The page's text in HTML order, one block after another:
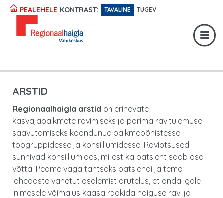
PEALEHELE KONTRAST: TAVALINE TUGEV
617 1049
Erakorraline abi:
ARSTID
Regionaalhaigla arstid on erinevate
kasvajapaikmete ravimiseks ja parima ravitulemuse
saavutamiseks koondunud paikmepõhistesse
töögruppidesse ja konsiiliumidesse. Raviotsused
sünnivad konsiiliumides, millest ka patsient saab osa
võtta. Peame väga tähtsaks patsiendi ja tema
lähedaste vahetut osalemist arutelus, et anda igale
inimesele võimalus kaasa rääkida haiguse ravi ja